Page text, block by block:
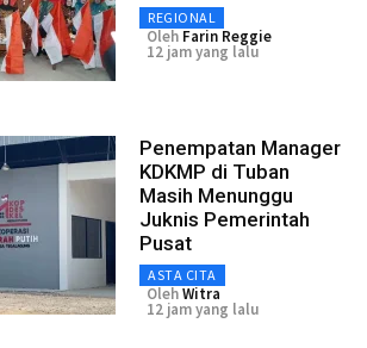
REGIONAL
Oleh Farin Reggie
12 jam yang lalu
Penempatan Manager
KDKMP di Tuban
Masih Menunggu
Juknis Pemerintah
Pusat
ASTA CITA
OlehWitra
12 jam yang lalu